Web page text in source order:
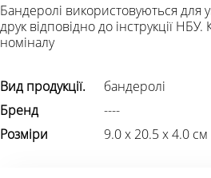
Бандеролі використовуються для
друк відповідно до інструкції НБУ.
номіналу
Вид продукції.
бандеролі
Бренд
----
Розміри
9.0 х 20.5 х 4.0 см